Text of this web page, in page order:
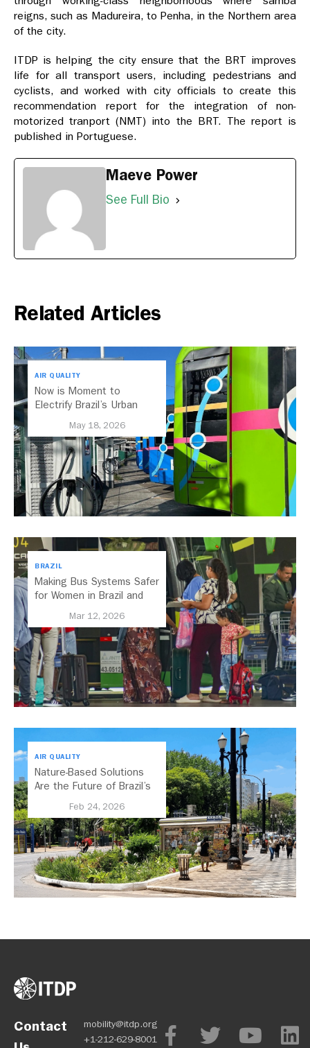
reigns, such as Madureira, to Penha, in the Northern area
of the city.
ITDP is helping the city ensure that the BRT improves
life for all transport users, including pedestrians and
cyclists, and worked with city officials to create this
recommendation report for the integration of non-
motorized tranport (NMT) into the BRT. The report is
published in Portuguese.
Maeve Power
See Full Bio
Related Articles
AIR QUALITY
Now is Moment to
Electrify Brazil’s Urban
May 18, 2026
BRAZIL
Making Bus Systems Safer
for Women in Brazil and
Mar 12, 2026
AIR QUALITY
Nature-Based Solutions
Are the Future of Brazil’s
Feb 24, 2026
Contact
mobility@itdp.org
+1-212-629-8001